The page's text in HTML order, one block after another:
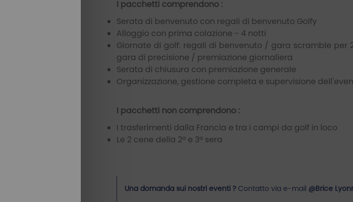
I pacchetti comprendono :
Serata di benvenuto con regali di benvenuto Golfy
Alloggio con prima colazione - 4 notti
Giornate di golf: regali di benvenuto / gara scramble per
gara di precisione / premiazione giornaliera
Serata di chiusura con premiazione generale
Organizzazione, gestione completa e supervisione
I pacchetti non comprendono :
I trasferimenti dalla Francia e tra i campi da golf in loco​
Le 2 cene della 2ª e 3ª sera
Una domanda sui nostri eventi ? Contatto via e-mail @Brice